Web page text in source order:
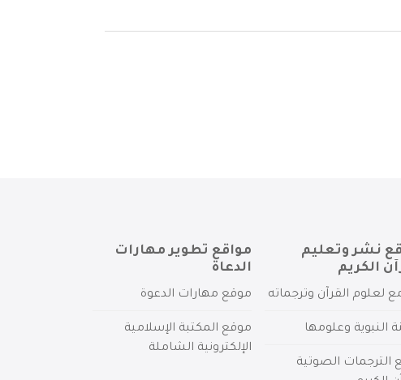
نشر وتعليم
الكريم
لعلوم القرآن وترجماته
النبوية وعلومها
الترجمات الصوتية
مواقع تطوير مهارات
الدعاة
موقع مهارات الدعوة
موقع المكتبة الإسلامية
الإلكترونية الشاملة